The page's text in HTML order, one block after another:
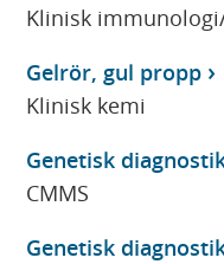
Klinisk
Gelrör, gul propp
Klinisk kemi
Genetisk
CMMS
Genetisk